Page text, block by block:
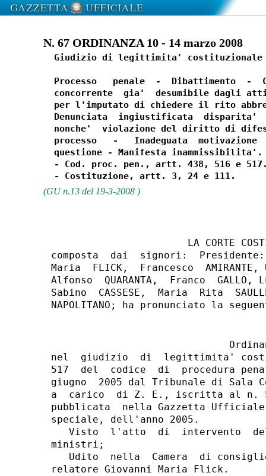
N. 67 ORDINANZA 10 - 14 marzo 2008
Giudizio di legittimita'
Processo   penale  -  Dibattimento  -
concorrente  gia'  desumibile dagli
per l'imputato di chiedere il rito
Denunciata  ingiustificata  disparita'
nonche'  violazione del diritto di
processo   -   Inadeguata  motivazione
  questione - Manifesta inammissibilita'.
- Cod. proc. pen., artt. 438, 516 e
(GU n.13 del 19-3-2008 )
LA CORTE
composta  dai  signori:
Maria  FLICK,  Francesco  AMIRANTE,
Alfonso  QUARANTA,  Franco  GALLO,
Sabino  CASSESE,  Maria  Rita
nel  giudizio  di  legittimita'
517  del  codice  di  procedura
giugno  2005 dal Tribunale di Sala
a  carico  di Z. E., iscritta al n.
pubblicata  nella Gazzetta
speciale, dell'anno 2005.
Visto  l'atto  di  intervento
ministri;
Udito  nella  Camera  di
relatore Giovanni Maria Flick.